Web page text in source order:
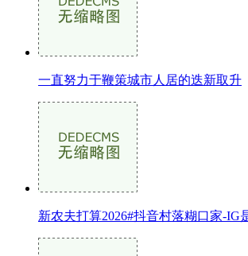
一直努力于鞭策城市人居的迭新取升
新农夫打算2026#抖音村落糊口家-IG